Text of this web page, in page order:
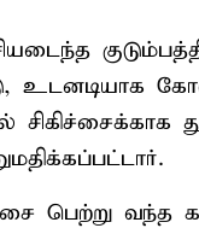
பெற்று